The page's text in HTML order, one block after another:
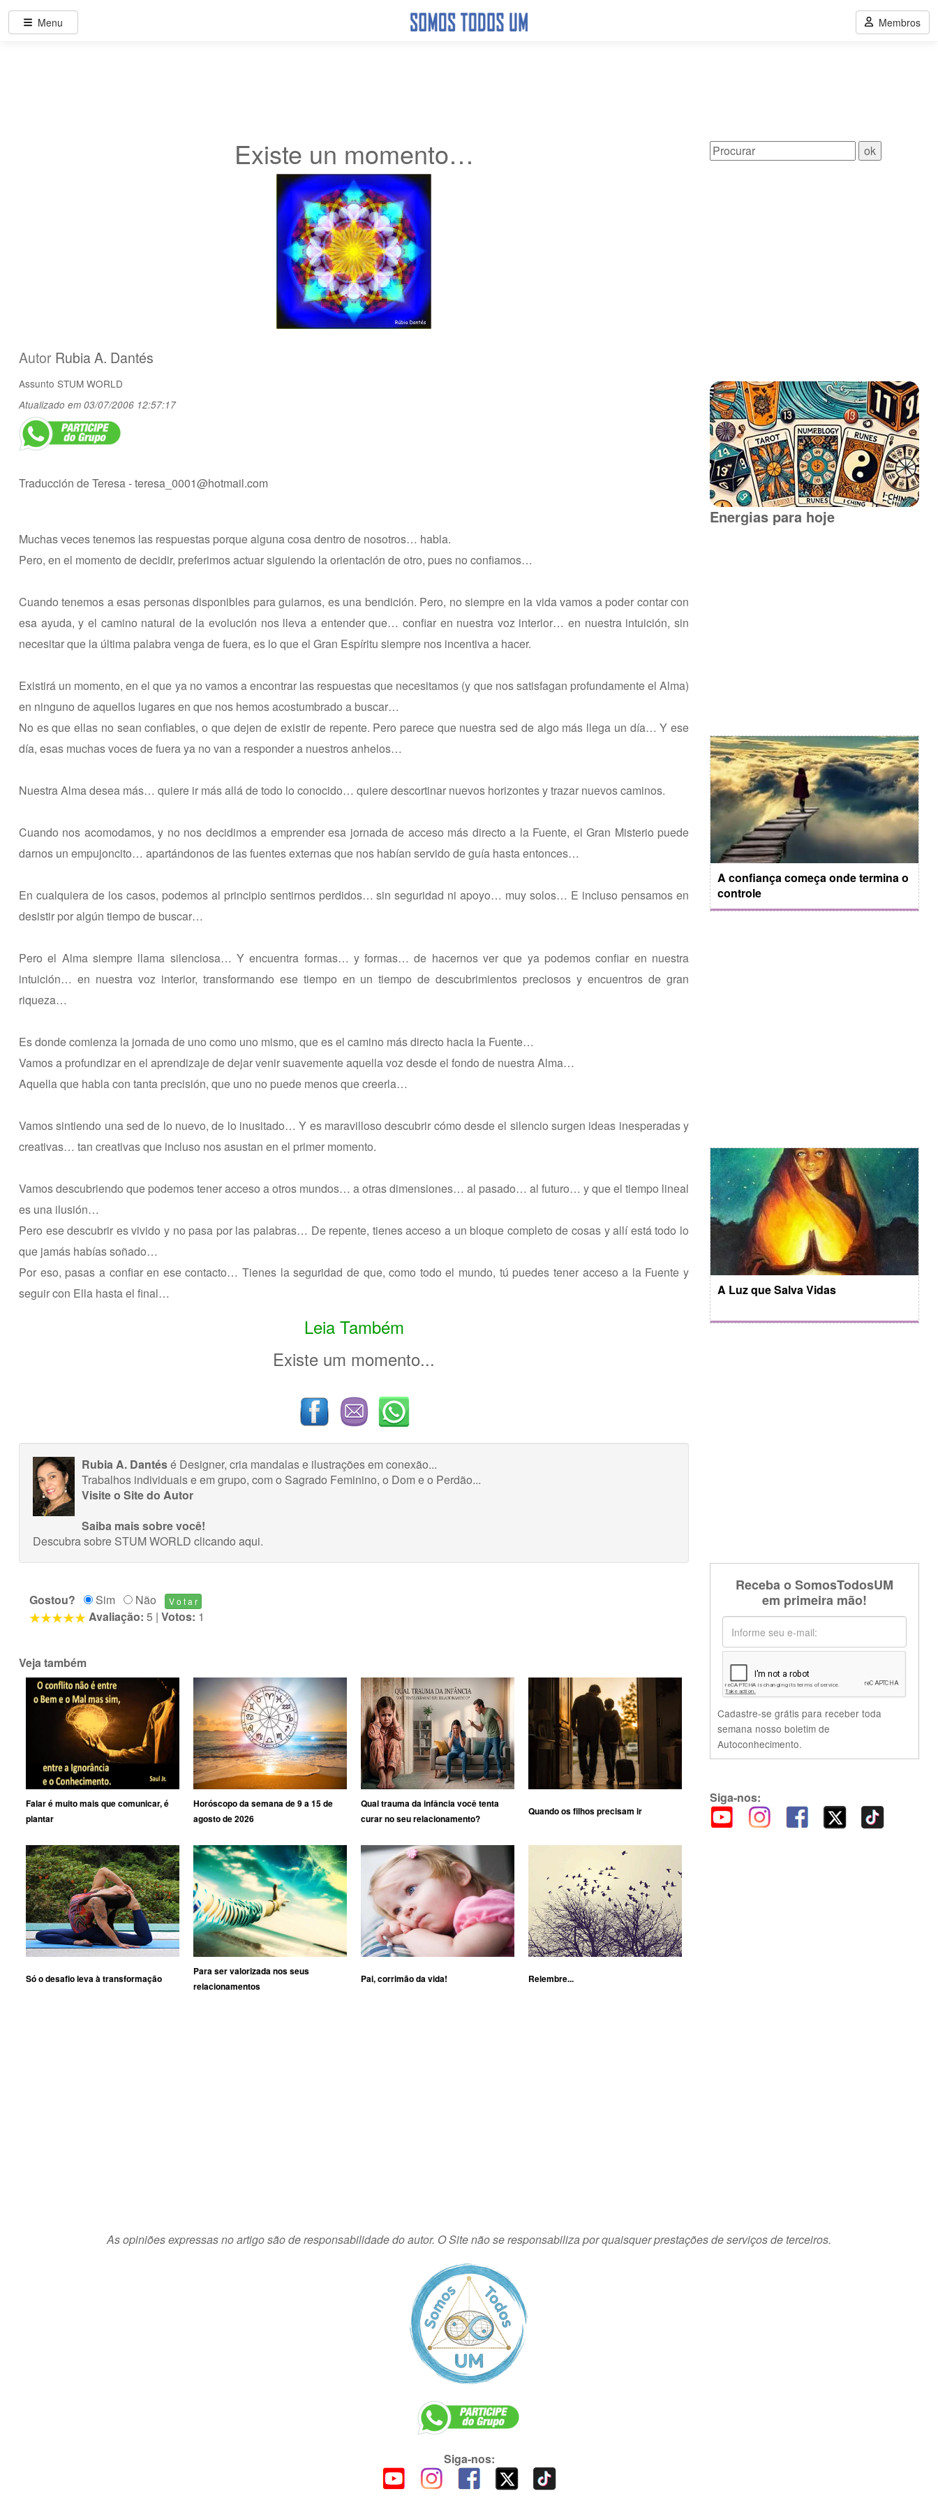
Existe un momento…
Autor Rubia A. Dantés
Assunto STUM WORLD
Atualizado em 03/07/2006 12:57:17
Traducción de Teresa -teresa_0001@hotmail.com
Muchas veces tenemos las respuestas porque alguna cosa dentro de nosotros… habla.
Pero, en el momento de decidir, preferimos actuar siguiendo la orientación de otro, pues no confiamos…
Cuando tenemos a esas personas disponibles para guiarnos, es una bendición. Pero, no siempre en la vida vamos a poder contar con
esa ayuda, y el camino natural de la evolución nos lleva a entender que… confiar en nuestra voz interior… en nuestra intuición, sin
necesitar que la última palabra venga de fuera, es lo que el Gran Espíritu siempre nos incentiva a hacer.
Existirá un momento, en el que ya no vamos a encontrar las respuestas que necesitamos (y que nos satisfagan profundamente el Alma)
en ninguno de aquellos lugares en que nos hemos acostumbrado a buscar…
No es que ellas no sean confiables, o que dejen de existir de repente. Pero parece que nuestra sed de algo más llega un día… Y ese
día, esas muchas voces de fuera ya no van a responder a nuestros anhelos…
Nuestra Alma desea más… quiere ir más allá de todo lo conocido… quiere descortinar nuevos horizontes y trazar nuevos caminos.
Cuando nos acomodamos, y no nos decidimos a emprender esa jornada de acceso más directo a la Fuente, el Gran Misterio puede
darnos un empujoncito… apartándonos de las fuentes externas que nos habían servido de guía hasta entonces…
En cualquiera de los casos, podemos al principio sentirnos perdidos… sin seguridad ni apoyo… muy solos… E incluso pensamos en
desistir por algún tiempo de buscar…
Pero el Alma siempre llama silenciosa… Y encuentra formas… y formas… de hacernos ver que ya podemos confiar en nuestra
intuición… en nuestra voz interior, transformando ese tiempo en un tiempo de descubrimientos preciosos y encuentros de gran
riqueza…
Es donde comienza la jornada de uno como uno mismo, que es el camino más directo hacia la Fuente…
Vamos a profundizar en el aprendizaje de dejar venir suavemente aquella voz desde el fondo de nuestra Alma…
Aquella que habla con tanta precisión, que uno no puede menos que creerla…
Vamos sintiendo una sed de lo nuevo, de lo inusitado… Y es maravilloso descubrir cómo desde el silencio surgen ideas inesperadas y
creativas… tan creativas que incluso nos asustan en el primer momento.
Vamos descubriendo que podemos tener acceso a otros mundos… a otras dimensiones… al pasado… al futuro… y que el tiempo lineal
es una ilusión…
Pero ese descubrir es vivido y no pasa por las palabras… De repente, tienes acceso a un bloque completo de cosas y allí está todo lo
que jamás habías soñado…
Por eso, pasas a confiar en ese contacto… Tienes la seguridad de que, como todo el mundo, tú puedes tener acceso a la Fuente y
seguir con Ella hasta el final…
Leia Também
Existe um momento...
Rubia A. Dantésé Designer, cria mandalas e ilustrações em conexão...
Trabalhos individuais e em grupo, com o Sagrado Feminino, o Dom e o Perdão...
Visite o Site do Autor
Saiba mais sobre você!
Descubra sobre STUM WORLD clicando aqui.
Gostou? Sim
Não
Avaliação: 5 | Votos: 1
Veja também
Falar é muito mais que comunicar, é
plantar
Horóscopo da semana de 9 a 15 de
agosto de 2026
Qual trauma da infância você tenta
curar no seu relacionamento?
Quando os filhos precisam ir
Só o desafio leva à transformação
Para ser valorizada nos seus
relacionamentos
Pai, corrimão da vida! Relembre...
Energias para hoje
A confiança começa onde termina o
controle
A Luz que Salva Vidas
Receba o SomosTodosUM
em primeira mão!
Cadastre-se grátis para receber toda
semana nosso boletim de
Autoconhecimento.
Siga-nos:
As opiniões expressas no artigo são de responsabilidade do autor. O Site não se responsabiliza por quaisquer prestações de serviços de terceiros.
Siga-nos:
Menu Membros